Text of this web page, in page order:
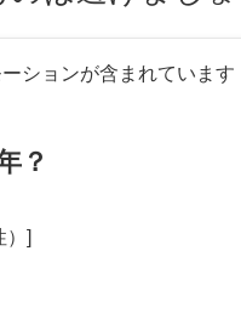
ションが含まれています
？
）]